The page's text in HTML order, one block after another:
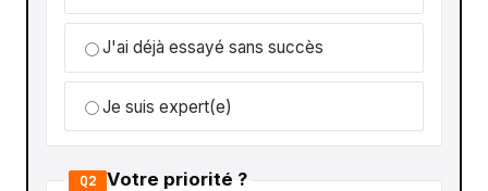
J'ai déjà essayé sans succès
Je suis expert(e)
Q2 Votre priorité ?